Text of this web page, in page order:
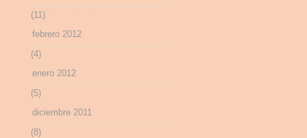
(11)
febrero 2012
(4)
enero 2012
(5)
diciembre 2011
(8)